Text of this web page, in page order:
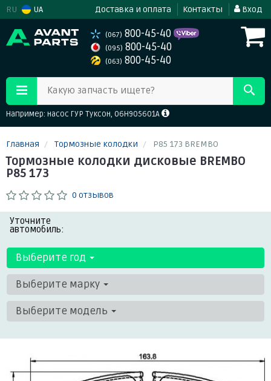
RU UA Доставка и оплата Контакты Вход
(067) 800-45-40
(095) 800-45-40
(063) 800-45-40
Какую запчасть ищете?
Например: насос ГУР Туксон, 06H905601A
Главная Тормозные колодки P85 173 BREMBO
Тормозные колодки дисковые BREMBO
P85 173
0 отзывов
Уточните
автомобиль:
Выберите год
Выберите марку
Выберите модель